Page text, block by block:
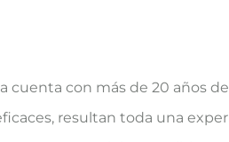
cuenta con más de 20 años
resultan toda una